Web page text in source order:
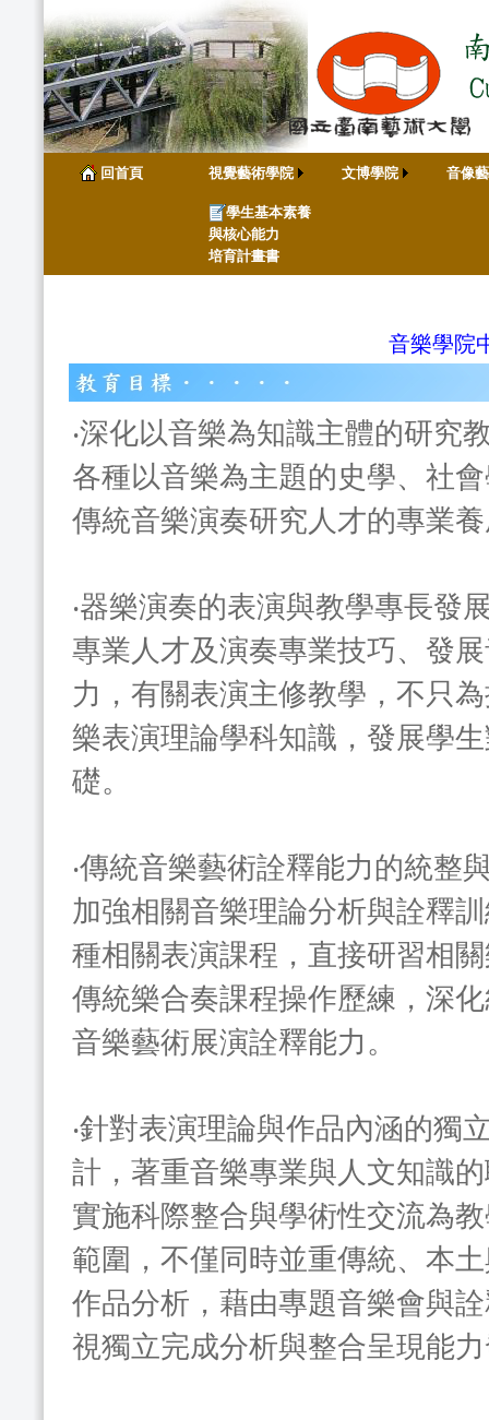
回首頁 視覺藝術學院 文博學院
音像
學生基本素養
與核心能力
培育計畫書
音樂學院
‧深化以音樂為知識主體的研究
各種以音樂為主題的史學、社
傳統音樂演奏研究人才的專業
‧器樂演奏的表演與教學專長發
專業人才及演奏專業技巧、發
力，有關表演主修教學，不只
樂表演理論學科知識，發展學
礎。
‧傳統音樂藝術詮釋能力的統整
加強相關音樂理論分析與詮釋
種相關表演課程，直接研習相
傳統樂合奏課程操作歷練，深
音樂藝術展演詮釋能力。
‧針對表演理論與作品內涵的獨
計，著重音樂專業與人文知識
實施科際整合與學術性交流為
範圍，不僅同時並重傳統、本
作品分析，藉由專題音樂會與
視獨立完成分析與整合呈現能